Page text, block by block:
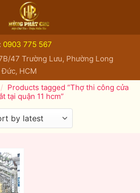
0903 775 567
47 Trường Lưu, Phường Long
HCM
/ Products tagged “Thợ thi công cửa
tại quận 11 hcm”